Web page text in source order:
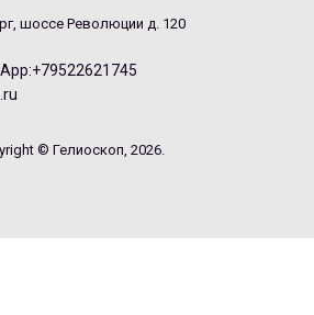
шоссе Революции д. 120
© Гелиоскоп, 2026.